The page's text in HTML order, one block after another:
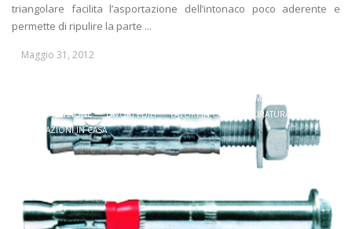
triangolare facilita l’asportazione dell’intonaco poco aderente e
permette di ripulire la parte ...
Maggio 31, 2012
IN PRIMO PIANO
DI MANUTENZIONE
LAVORI EDILI LAVORI IN CASA
MURATURA
RIPARAZIONI IN CASA